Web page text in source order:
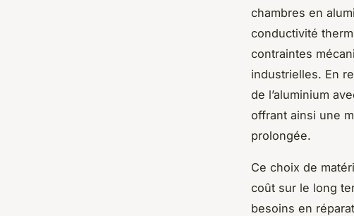
chambres en
conductivité
contraintes
industrielles. En
de l’aluminium
offrant ainsi une
prolongée.
Ce choix de
coût sur le long
besoins en